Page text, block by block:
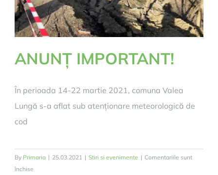
ANUNȚ IMPORTANT!
În perioada 14-22 martie 2021, comuna Valea
Lungă s-a aflat sub atenționare meteorologică de
cod
By Primaria | 25.03.2021 | Stiri si evenimente | Comentariile sunt
închise